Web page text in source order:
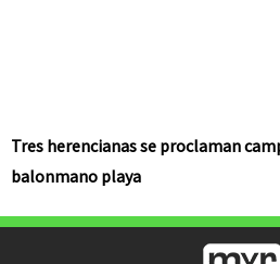
Tres herencianas se proclaman
balonmano playa